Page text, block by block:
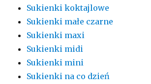
Sukienki koktajlowe
Sukienki małe czarne
Sukienki maxi
Sukienki midi
Sukienki mini
Sukienki na co dzień